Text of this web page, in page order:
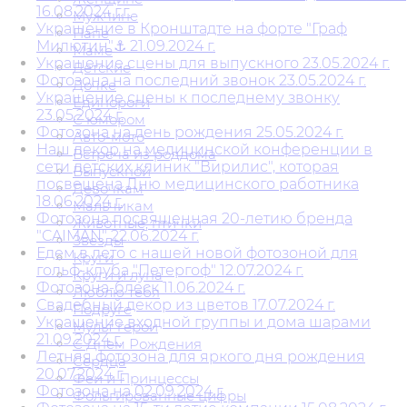
Мужчине
Папе
Маме
Детские
Дочке
Единороги
С юмором
Авто-мото
Встреча из роддома
Выпускной
Девочкам
Мальчикам
Животные, птички
Звезды
Круги
Круги и луна
Люблю тебя
Подруге
Мульт герои
С Днем Рождения
Сердца
Феи и Принцессы
Фольгированные цифры
16.08.2024 г.г.
Украшение в Кронштадте на форте "Граф
Милютин"⚓ 21.09.2024 г.
Украшение сцены для выпускного 23.05.2024 г.
Фотозона на последний звонок 23.05.2024 г.
Украшение сцены к последнему звонку
23.05.2024 г.
Фотозона на день рождения 25.05.2024 г.
Наш декор на медицинской конференции в
сети детских клиник "Вирилис", которая
посвещена Дню медицинского работника
18.06.2024 г.
Фотозона посвященная 20-летию бренда
"CAIMAN" 22.06.2024 г.
Едем в лето с нашей новой фотозоной для
гольф-клуба "Петергоф" 12.07.2024 г.
Фотозона-блеск 11.06.2024 г.
Свадебный декор из цветов 17.07.2024 г.
Украшение входной группы и дома шарами
21.09.2024 г.
Летняя фотозона для яркого дня рождения
20.07.2024 г.
Фотозона на 02.09.2024 г.